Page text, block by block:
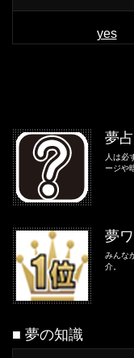
yes
夢
人は必
ージや
夢
みんな
介。
■ 夢の知識